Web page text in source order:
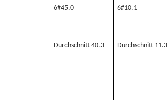
6#45.0
Durchschnitt 40.3
6#10.1
Durchschnitt 11.3